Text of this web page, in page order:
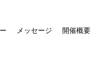
メッセージ 開催概要